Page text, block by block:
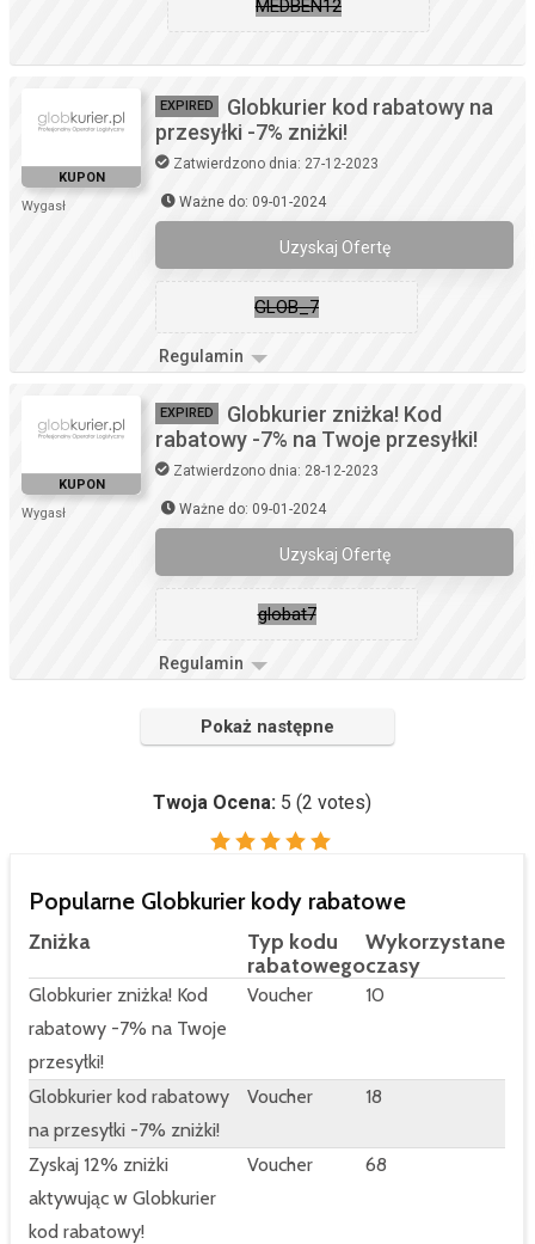
MEDBEN12
KUPON
Wygasł
EXPIRED
Globkurier kod rabatowy na
przesyłki -7% zniżki!
Zatwierdzono dnia: 27-12-2023
Ważne do: 09-01-2024
Uzyskaj Ofertę
GLOB_7
Regulamin
KUPON
Wygasł
EXPIRED
Globkurier zniżka! Kod
rabatowy -7% na Twoje przesyłki!
Zatwierdzono dnia: 28-12-2023
Ważne do: 09-01-2024
Uzyskaj Ofertę
globat7
Regulamin
Pokaż następne
Twoja Ocena: 5 (2 votes)
Popularne Globkurier kody rabatowe
Zniżka
Typ kodu
rabatowego
Wykorzystane
czasy
Globkurier zniżka! Kod
rabatowy -7% na Twoje
przesyłki!
Voucher 10
Globkurier kod rabatowy
na przesyłki -7% zniżki!
Voucher 18
Zyskaj 12% zniżki
aktywując w Globkurier
kod rabatowy!
Voucher 68